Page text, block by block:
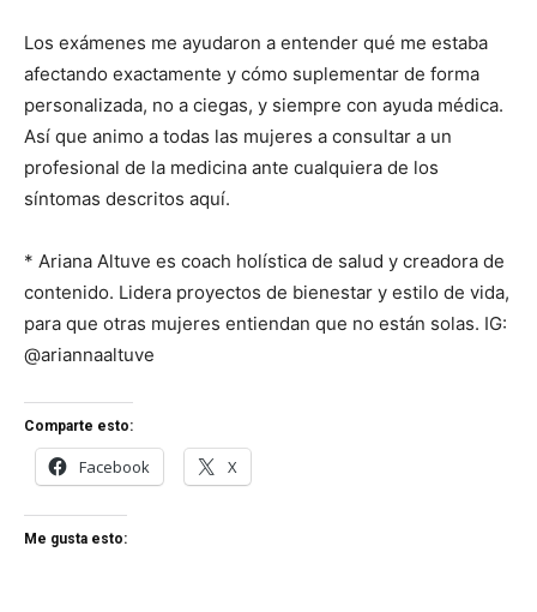
Los exámenes me ayudaron a entender qué me estaba
afectando exactamente y cómo suplementar de forma
personalizada, no a ciegas, y siempre con ayuda médica.
Así que animo a todas las mujeres a consultar a un
profesional de la medicina ante cualquiera de los
síntomas descritos aquí.
* Ariana Altuve es coach holística de salud y creadora de
contenido. Lidera proyectos de bienestar y estilo de vida,
para que otras mujeres entiendan que no están solas. IG:
@ariannaaltuve
Comparte esto:
Facebook X
Me gusta esto: